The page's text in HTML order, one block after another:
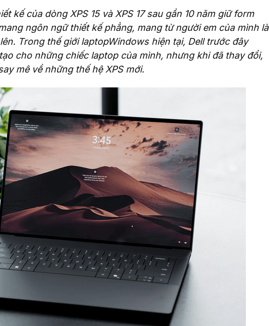
kế của dòng XPS 15 và XPS 17 sau gần 10 năm giữ form
ngôn ngữ thiết kế phẳng, mang từ người em của mình là
Trong thế giới laptopWindows hiện tại, Dell trước đây
cho những chiếc laptop của mình, nhưng khi đã thay đổi,
mê về những thế hệ XPS mới.